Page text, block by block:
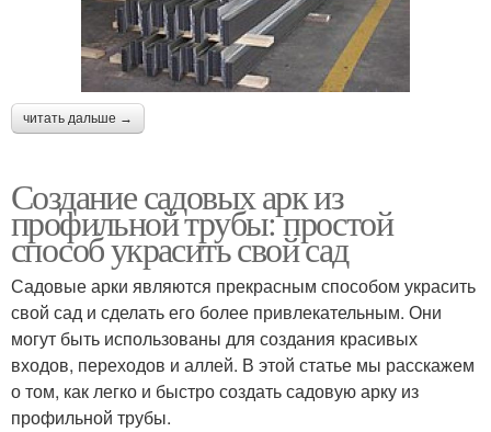
читать дальше →
Создание садовых арк из
профильной трубы: простой
способ украсить свой сад
Садовые арки являются прекрасным способом украсить
свой сад и сделать его более привлекательным. Они
могут быть использованы для создания красивых
входов, переходов и аллей. В этой статье мы расскажем
о том, как легко и быстро создать садовую арку из
профильной трубы.